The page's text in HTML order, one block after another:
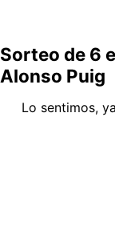
Sorteo de 6
Alonso Puig
Lo sentimos,